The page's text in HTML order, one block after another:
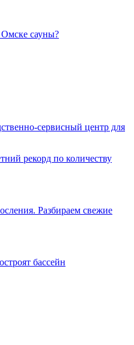
сауны?
сервисный центр для
рекорд по количеству
Разбираем свежие
бассейн